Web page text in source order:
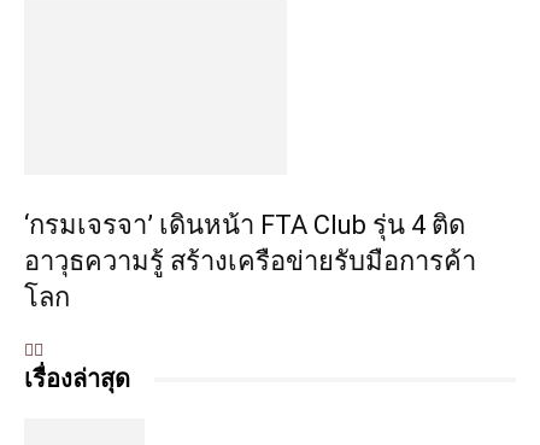
‘กรมเจรจา’ เดินหน้า FTA Club รุ่น 4 ติด
อาวุธความรู้ สร้างเครือข่ายรับมือการค้า
โลก
เรื่องล่าสุด